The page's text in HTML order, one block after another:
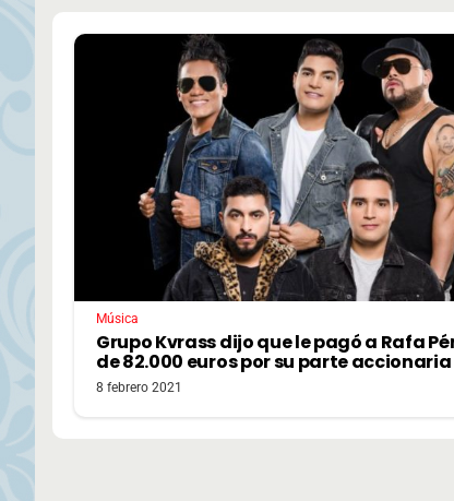
Música
Grupo Kvrass dijo que le pagó a Rafa
de 82.000 euros por su parte accionaria
8 febrero 2021